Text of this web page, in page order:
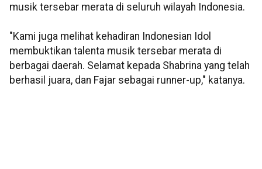
musik tersebar merata di seluruh wilayah Indonesia.
"Kami juga melihat kehadiran Indonesian Idol
membuktikan talenta musik tersebar merata di
berbagai daerah. Selamat kepada Shabrina yang telah
berhasil juara, dan Fajar sebagai runner-up," katanya.